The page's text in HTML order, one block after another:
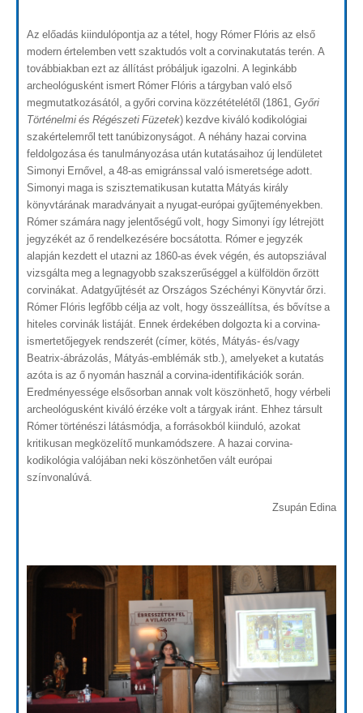
Az előadás kiindulópontja az a tétel, hogy Rómer Flóris az első
modern értelemben vett szaktudós volt a corvinakutatás terén. A
továbbiakban ezt az állítást próbáljuk igazolni. A leginkább
archeológusként ismert Rómer Flóris a tárgyban való első
megmutatkozásától, a győri corvina közzétételétől (1861, Győri
Történelmi és Régészeti Füzetek) kezdve kiváló kodikológiai
szakértelemről tett tanúbizonyságot. A néhány hazai corvina
feldolgozása és tanulmányozása után kutatásaihoz új lendületet
Simonyi Ernővel, a 48-as emigránssal való ismeretsége adott.
Simonyi maga is szisztematikusan kutatta Mátyás király
könyvtárának maradványait a nyugat-európai gyűjteményekben.
Rómer számára nagy jelentőségű volt, hogy Simonyi így létrejött
jegyzékét az ő rendelkezésére bocsátotta. Rómer e jegyzék
alapján kezdett el utazni az 1860-as évek végén, és autopsziával
vizsgálta meg a legnagyobb szakszerűséggel a külföldön őrzött
corvinákat. Adatgyűjtését az Országos Széchényi Könyvtár őrzi.
Rómer Flóris legfőbb célja az volt, hogy összeállítsa, és bővítse a
hiteles corvinák listáját. Ennek érdekében dolgozta ki a corvina-
ismertetőjegyek rendszerét (címer, kötés, Mátyás- és/vagy
Beatrix-ábrázolás, Mátyás-emblémák stb.), amelyeket a kutatás
azóta is az ő nyomán használ a corvina-identifikációk során.
Eredményessége elsősorban annak volt köszönhető, hogy vérbeli
archeológusként kiváló érzéke volt a tárgyak iránt. Ehhez társult
Rómer történészi látásmódja, a forrásokból kiinduló, azokat
kritikusan megközelítő munkamódszere. A hazai corvina-
kodikológia valójában neki köszönhetően vált európai
színvonalúvá.
Zsupán Edina